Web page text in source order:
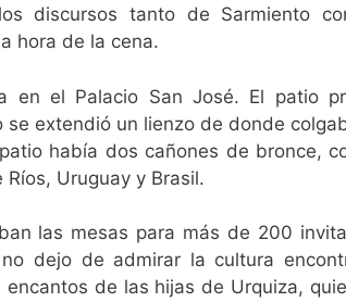
discursos tanto de Sarmiento
hora de la cena.
en el Palacio San José. El patio
extendió un lienzo de donde
había dos cañones de bronce,
Uruguay y Brasil.
las mesas para más de 200
dejo de admirar la cultura
de las hijas de Urquiza,